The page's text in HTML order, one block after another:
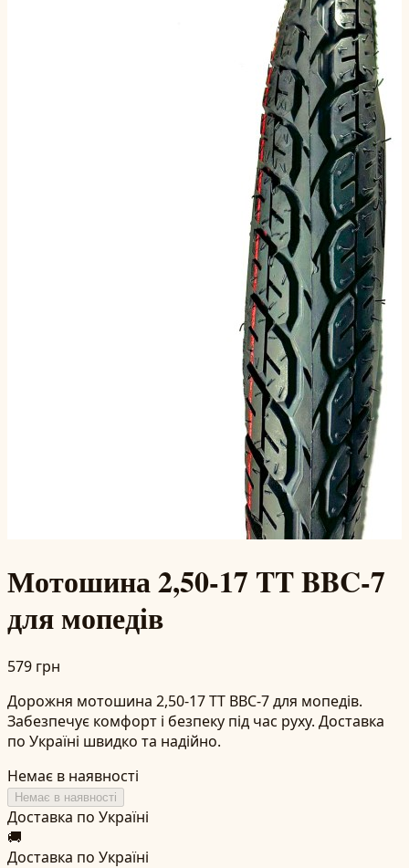
Мотошина 2,50-17 TT BBC-7
для мопедів
579 грн
Дорожня мотошина 2,50-17 TT BBC-7 для мопедів.
Забезпечує комфорт і безпеку під час руху. Доставка
по Україні швидко та надійно.
Немає в наявності
Немає в наявності
Доставка по Україні
🚚
Доставка по Україні